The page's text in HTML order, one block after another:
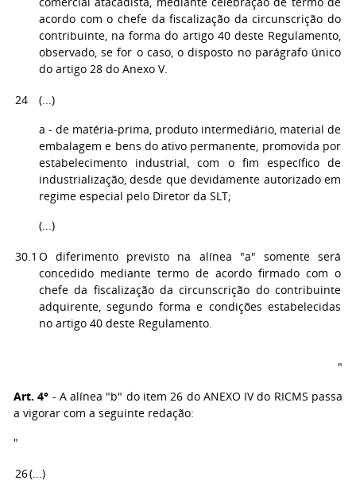
acordo com o chefe da fiscalização da circunscrição do
contribuinte, na forma do artigo 40 deste Regulamento,
observado, se for o caso, o disposto no parágrafo único
do artigo 28 do Anexo V.
24
(...)
a - de matéria-prima, produto intermediário, material de
embalagem e bens do ativo permanente, promovida por
estabelecimento industrial, com o fim específico de
industrialização, desde que devidamente autorizado em
regime especial pelo Diretor da SLT;
(...)
30.1 O diferimento previsto na alínea "a" somente será
concedido mediante termo de acordo firmado com o
chefe da fiscalização da circunscrição do contribuinte
adquirente, segundo forma e condições estabelecidas
no artigo 40 deste Regulamento.
"
Art. 4° - A alínea "b" do item 26 do ANEXO IV do RICMS passa
a vigorar com a seguinte redação:
"
26(...)